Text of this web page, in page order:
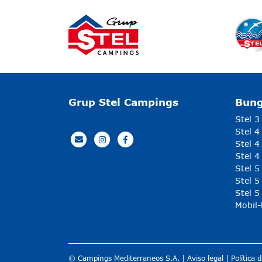
Grup Stel Campings
Stel 3
Stel 4
Stel 4
Stel 4
Stel 5
Stel 5
Stel 5
© Campings Mediterraneos S.A. | Aviso legal Política